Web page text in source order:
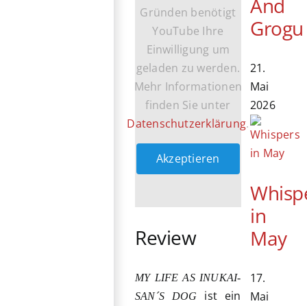
Gründen benötigt
YouTube Ihre
Einwilligung um
geladen zu werden.
Mehr Informationen
finden Sie unter
Datenschutzerklärung.
Akzeptieren
Review
MY LIFE AS INUKAI-
SAN´S DOG
ist ein
And
Grogu
21.
Mai
2026
in
May
17.
Mai